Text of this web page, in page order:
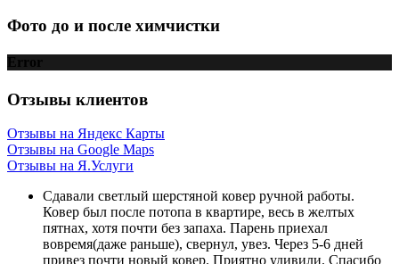
Фото до и после химчистки
Error
Отзывы клиентов
Отзывы на Яндекс Карты
Отзывы на Google Maps
Отзывы на Я.Услуги
Сдавали светлый шерстяной ковер ручной работы.
Ковер был после потопа в квартире, весь в желтых
пятнах, хотя почти без запаха. Парень приехал
вовремя(даже раньше), свернул, увез. Через 5-6 дней
привез почти новый ковер. Приятно удивили. Спасибо